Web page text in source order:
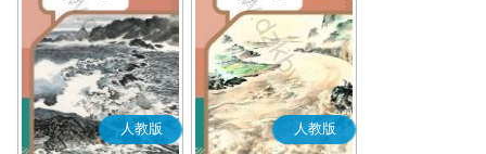
人教版 人教版